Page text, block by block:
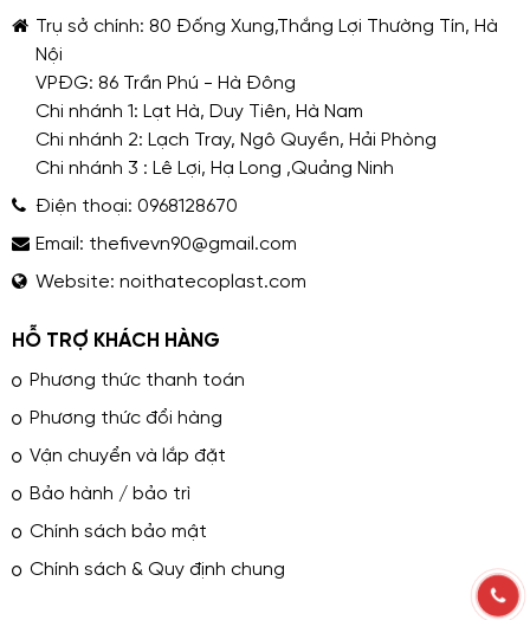
Trụ sở chính: 80 Đống Xung,Thắng Lợi Thường Tín, Hà
Nội
VPĐG: 86 Trần Phú - Hà Đông
Chi nhánh 1: Lạt Hà, Duy Tiên, Hà Nam
Chi nhánh 2: Lạch Tray, Ngô Quyền, Hải Phòng
Chi nhánh 3 : Lê Lợi, Hạ Long ,Quảng Ninh
Điện thoại: 0968128670
Email: thefivevn90@gmail.com
Website: noithatecoplast.com
HỖ TRỢ KHÁCH HÀNG
Phương thức thanh toán
Phương thức đổi hàng
Vận chuyển và lắp đặt
Bảo hành / bảo trì
Chính sách bảo mật
Chính sách & Quy định chung